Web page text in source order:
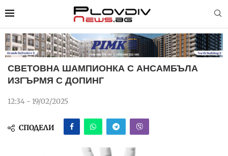
СВЕТОВНА ШАМПИОНКА С АНСАМБЪЛА
ИЗГЪРМЯ С ДОПИНГ
12:34 - 19/02/2025
СПОДЕЛИ